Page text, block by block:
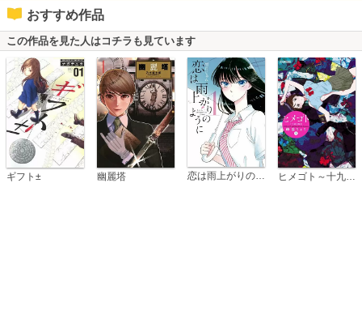
おすすめ作品
この作品を見た人はコチラも見ています
ギフト± 幽麗塔 恋は雨上がりのように